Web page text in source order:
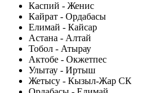
Каспий - Женис
Кайрат - Ордабасы
Елимай - Кайсар
Астана - Алтай
Тобол - Атырау
Актобе - Окжетпес
Улытау - Иртыш
Жетысу - Кызыл-Жар СК